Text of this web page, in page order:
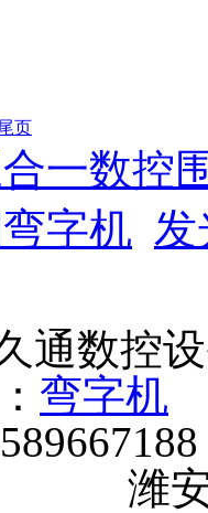
尾页
一数控
字机 发
通数控
弯字机
潍